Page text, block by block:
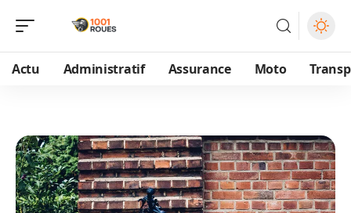
Actu Administratif Assurance Moto